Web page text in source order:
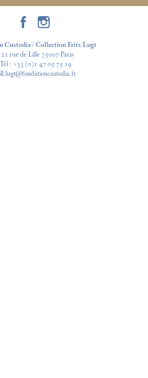
Custodia / Collection Frits Lugt
rue de Lille 75007 Paris
Tél : +33 (0)1 47 05 75 19